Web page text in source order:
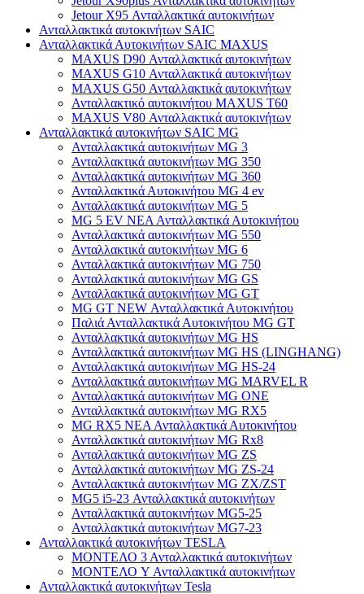
Jetour X95 Ανταλλακτικά αυτοκινήτων
Ανταλλακτικά αυτοκινήτων SAIC
Ανταλλακτικά Αυτοκινήτων SAIC MAXUS
MAXUS D90 Ανταλλακτικά αυτοκινήτων
MAXUS G10 Ανταλλακτικά αυτοκινήτων
MAXUS G50 Ανταλλακτικά αυτοκινήτων
Ανταλλακτικό αυτοκινήτου MAXUS T60
MAXUS V80 Ανταλλακτικά αυτοκινήτων
Ανταλλακτικά αυτοκινήτων SAIC MG
Ανταλλακτικά αυτοκινήτων MG 3
Ανταλλακτικά αυτοκινήτων MG 350
Ανταλλακτικά αυτοκινήτων MG 360
Ανταλλακτικά Αυτοκινήτου MG 4 ev
Ανταλλακτικά αυτοκινήτων MG 5
MG 5 EV ΝΕΑ Ανταλλακτικά Αυτοκινήτου
Ανταλλακτικά αυτοκινήτων MG 550
Ανταλλακτικά αυτοκινήτων MG 6
Ανταλλακτικά αυτοκινήτων MG 750
Ανταλλακτικά αυτοκινήτων MG GS
Ανταλλακτικά αυτοκινήτων MG GT
MG GT NEW Ανταλλακτικά Αυτοκινήτου
Παλιά Ανταλλακτικά Αυτοκινήτου MG GT
Ανταλλακτικά αυτοκινήτων MG HS
Ανταλλακτικά αυτοκινήτων MG HS (LINGHANG)
Ανταλλακτικά αυτοκινήτων MG HS-24
Ανταλλακτικά αυτοκινήτων MG MARVEL R
Ανταλλακτικά αυτοκινήτων MG ONE
Ανταλλακτικά αυτοκινήτων MG RX5
MG RX5 ΝΕΑ Ανταλλακτικά Αυτοκινήτου
Ανταλλακτικά αυτοκινήτων MG Rx8
Ανταλλακτικά αυτοκινήτων MG ZS
Ανταλλακτικά αυτοκινήτων MG ZS-24
Ανταλλακτικά αυτοκινήτων MG ZX/ZST
MG5 i5-23 Ανταλλακτικά αυτοκινήτων
Ανταλλακτικά αυτοκινήτων MG5-25
Ανταλλακτικά αυτοκινήτων MG7-23
Ανταλλακτικά αυτοκινήτων TESLA
ΜΟΝΤΕΛΟ 3 Ανταλλακτικά αυτοκινήτων
ΜΟΝΤΕΛΟ Y Ανταλλακτικά αυτοκινήτων
Ανταλλακτικά αυτοκινήτων Tesla